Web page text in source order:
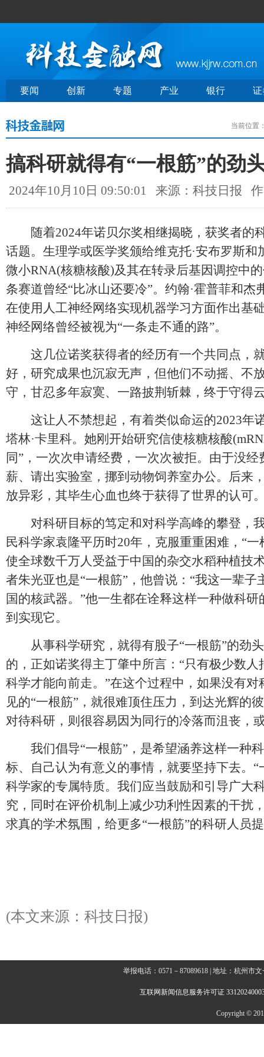
要闻 创新 专题 产业 银行 证
当前位置
搞科研就得有“一根筋”的劲
2024年10月10日 09:50:01 来源：科技日报
随着2024年诺贝尔奖相继揭晓，获奖者的
话题。生理学或医学奖颁给维克托·安布罗斯和
微小RNA(核糖核酸)及其在转录后基因调控中
条赛道曾经“比冰山还要冷”。约翰·霍普菲和杰
在使用人工神经网络实现机器学习方面作出基
神经网络曾经被视为“一条走不通的路”。
这几位诺奖获得者的经历有一个共同点，
好，研究成果也沉寂无声，但他们不动摇、不
守，甘忍多年寂寞、一路披荆斩棘，终于守得
这让人不禁想起，有着类似命运的2023年
塔林·卡里科。她刚开始研究信使核糖核酸
同”，一次次申请经费，一次次被拒。由于没
薪、请出实验室，挪到动物饲养室办公。后来
放异彩，其毕生心血也终于获得了世界的认可
对科研目标的笃定和对科学高峰的攀登，
民科学家袁隆平历时20年，克服重重困难，“
使全球数千万人受益于中国的杂交水稻种植技
者朱光亚也是“一根筋”，他曾说：“我这一辈
国的核武器。”他一生都在诠释这样一种做科
到实现它。
从事科学研究，就得有股子“一根筋”的劲
的，正如诺奖得主丁肇中所言：“只有极少数
科学才能向前走。”在这个过程中，如果没有
见的“一根筋”，就很难顶住压力，到达光辉的
对待科研，则很容易因为同行的冷落而沮丧，
我们倡导“一根筋”，是希望涵养这样一种
标、自己认为有意义的事情，就要坚持下去。
科学家的专属特质。我们应当鼓励和引导广大
究，同时在评价机制上减少功利性因素的干扰
求真的学术氛围，给更多“一根筋”的科研人员
(本文来源：科技日报)
举报电话：0571－87089618 | 地址：杭州市
互联网新闻信息服务许可证
Copyright ©